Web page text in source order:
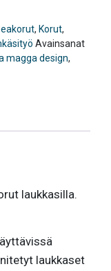
, Korut,
Avainsanat
magga design,
laukkasilla.
laukkaset